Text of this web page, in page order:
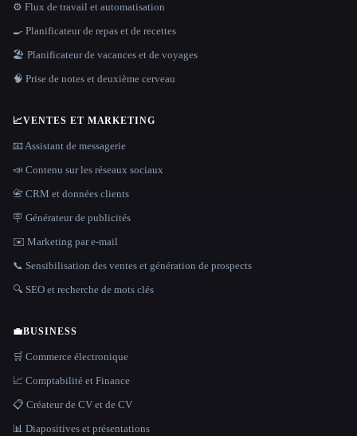
⚙️ Flux de travail et automatisation
🍳 Planificateur de repas et de recettes
🏖 Planificateur de vacances et de voyages
🧠 Prise de notes et deuxième cerveau
📈VENTES ET MARKETING
📧 Assistant de messagerie
📣 Contenu sur les réseaux sociaux
📇 CRM et données clients
🪧 Générateur de publicités
✉️ Marketing par e-mail
📞 Sensibilisation des ventes et génération de prospects
🔍 SEO et recherche de mots clés
💼BUSINESS
🛒 Commerce électronique
📈 Comptabilité et Finance
📋 Créateur de CV et de CV
📊 Diapositives et présentations